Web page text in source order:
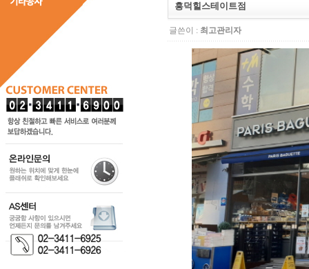
흥덕힐스테이트점
글쓴이 : 최고관리자